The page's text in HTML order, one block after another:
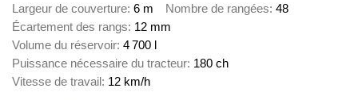
Largeur de couverture 6 m Nombre de rangées 48
Écartement des rangs 12 mm
Volume du réservoir 4 700 l
Puissance nécessaire du tracteur 180 ch
Vitesse de travail 12 km/h